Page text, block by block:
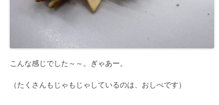
こんな感じでした～～。ぎゃあー。
（たくさんもじゃもじゃしているのは、おしべです）